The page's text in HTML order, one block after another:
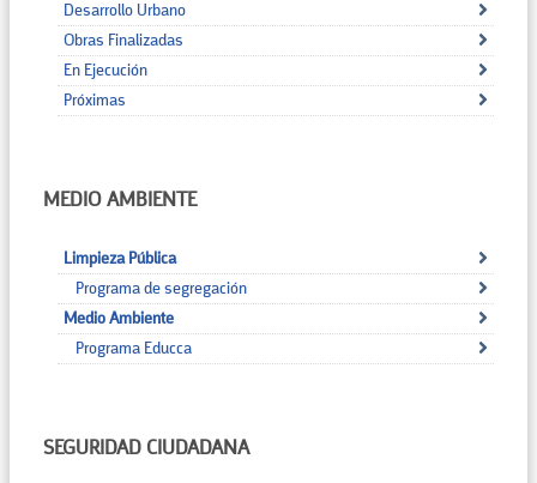
Desarrollo Urbano
Obras Finalizadas
En Ejecución
Próximas
MEDIO AMBIENTE
Limpieza Pública
Programa de segregación
Medio Ambiente
Programa Educca
SEGURIDAD CIUDADANA